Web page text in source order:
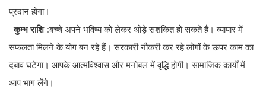
प्रदान होगा।
कुम्भ राशि :बच्चे अपने भविष्य को लेकर थोड़े सशंकित हो सकते हैं। व्यापार में
सफलता मिलने के योग बन रहे हैं। सरकारी नौकरी कर रहे लोगों के ऊपर काम का
दबाव घटेगा। आपके आत्मविश्वास और मनोबल में वृद्धि होगी। सामाजिक कार्यों में
आप भाग लेंगे।